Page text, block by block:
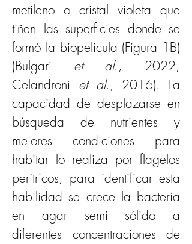
metileno o cristal violeta que
tiñen las superficies donde se
formó la biopelícula (Figura 1B)
(Bulgari et al., 2022,
Celandroni et al., 2016). La
capacidad de desplazarse en
búsqueda de nutrientes y
mejores condiciones para
habitar lo realiza por flagelos
perítricos, para identificar esta
habilidad se crece la bacteria
en agar semi sólido a
diferentes concentraciones de